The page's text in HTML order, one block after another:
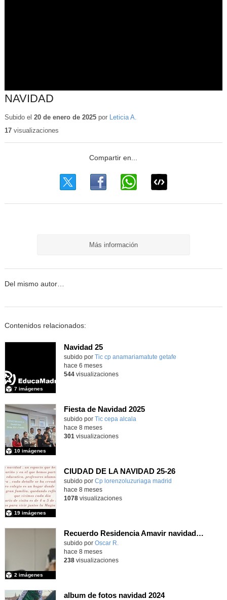
NAVIDAD
Subido el 20 de enero de 2025por
Leticia A.
17visualizaciones
Más información
Del mismo autor…
Contenidos relacionados:
Navidad 25
Contenido educativo.
subido por Tic cp anamariamatute getafe
7 imágenes
hace 6 meses
544visualizaciones
Fiesta de Navidad 2025
subido por Tic cepa alcala
10 imágenes
hace 8 meses
301 visualizaciones
CIUDAD DE LA NAVIDAD 25-26
subido por Cp lorenzoluzuriaga madrid
19 imágenes
hace 8 meses
1078visualizaciones
Recuerdo Residencia Amavir navidad 25 6D
Contenido educativo.
subido por Oscar R.
2 imágenes
hace 8 meses
238visualizaciones
album de fotos navidad 2024